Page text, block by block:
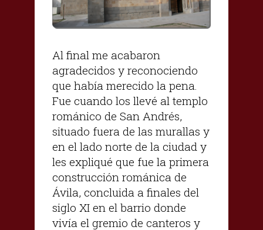
Al final me acabaron
agradecidos y reconociendo
que había merecido la pena.
Fue cuando los llevé al templo
románico de San Andrés,
situado fuera de las murallas y
en el lado norte de la ciudad y
les expliqué que fue la primera
construcción románica de
Ávila, concluida a finales del
siglo XI en el barrio donde
vivía el gremio de canteros y